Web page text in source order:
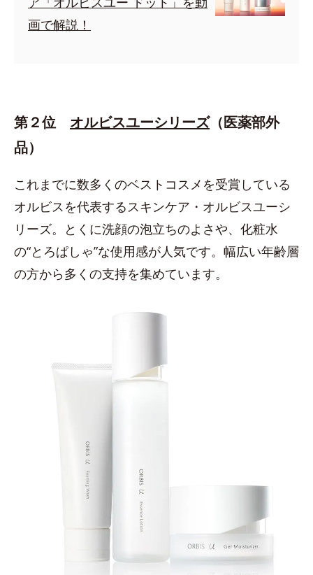
画で解説！
第２位 オルビスユーシリーズ（医薬部外
品）
これまでに数多くのベストコスメを受賞している
オルビスを代表するスキンケア・オルビスユーシ
リーズ。とくに洗顔の泡立ちのよさや、化粧水
の“とろぱしゃ”な使用感が人気です。幅広い年齢層
の方から多くの支持を集めています。